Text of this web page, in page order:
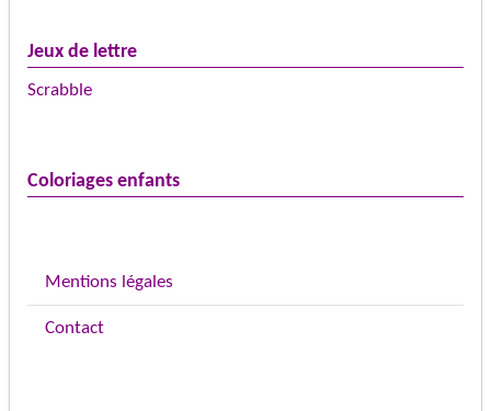
Jeux de lettre
Scrabble
Coloriages enfants
Mentions légales
Contact